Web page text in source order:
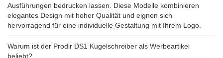
Ausführungen bedrucken lassen. Diese Modelle kombinieren
elegantes Design mit hoher Qualität und eignen sich
hervorragend für eine individuelle Gestaltung mit Ihrem Logo.
Warum ist der Prodir DS1 Kugelschreiber als Werbeartikel
beliebt?